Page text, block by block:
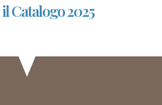
Catalogo 2025